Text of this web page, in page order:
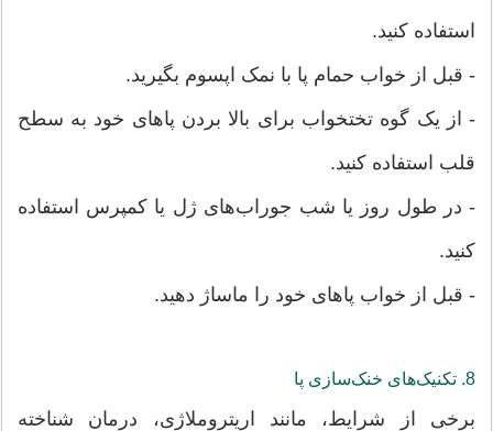
استفاده کنید.
- قبل از خواب حمام پا با نمک اپسوم بگیرید.
- از یک گوه تختخواب برای بالا بردن پاهای خود به سطح
قلب استفاده کنید.
- در طول روز یا شب جوراب‌های ژل یا کمپرس استفاده
کنید.
- قبل از خواب پاهای خود را ماساژ دهید.
8. تکنیک‌های خنک‌سازی پا
برخی از شرایط، مانند اریتروملاژی، درمان شناخته